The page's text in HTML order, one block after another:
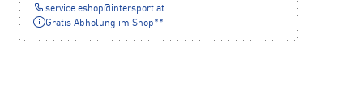
service.eshop@intersport.at
Gratis Abholung im Shop**